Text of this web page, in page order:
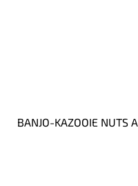
BANJO-KAZOOIE NUTS